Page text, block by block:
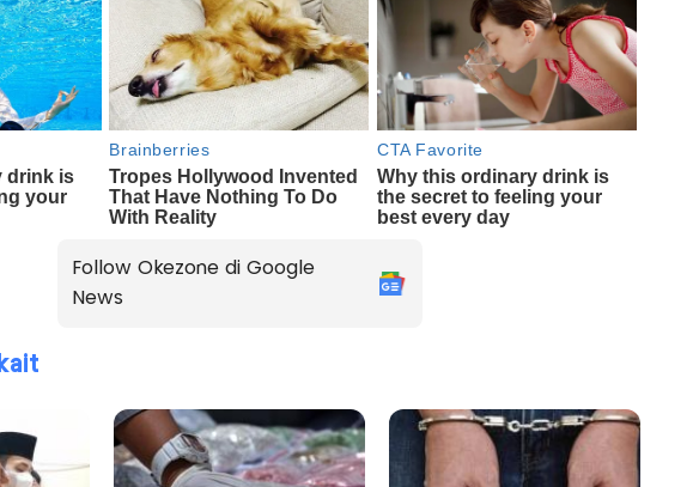
Follow Okezone di Google
News